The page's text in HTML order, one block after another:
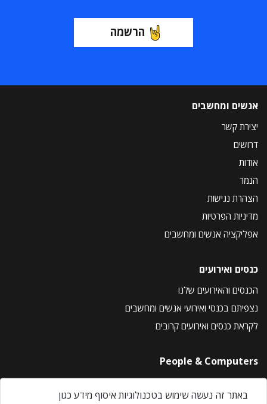
הרשמה
אנשים ומחשבים
יצירת קשר
דרושים
אודות
הנמר
הצהרת נגישות
מדיניות הפרטיות
אפליקציה אנשים ומחשבים
כנסים ואירועים
הכנסים והאירועים שלנו
נצפיתם בכנסי ואירועי אנשים ומחשבים
לקראת כנסים ואירועים קרובים
People & Computers
About Us
Privacy Policy
באתר זה נעשה שימוש בטכנולוגיות איסוף מידע כגון